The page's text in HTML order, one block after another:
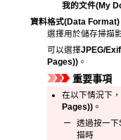
我的文件(My
資料格式(Data Format)
選擇用於儲存掃描
可以選擇JPEG/Exif
Pages))。
重要事項
在以下情況下
Pages)) 。
透過按一下
描時